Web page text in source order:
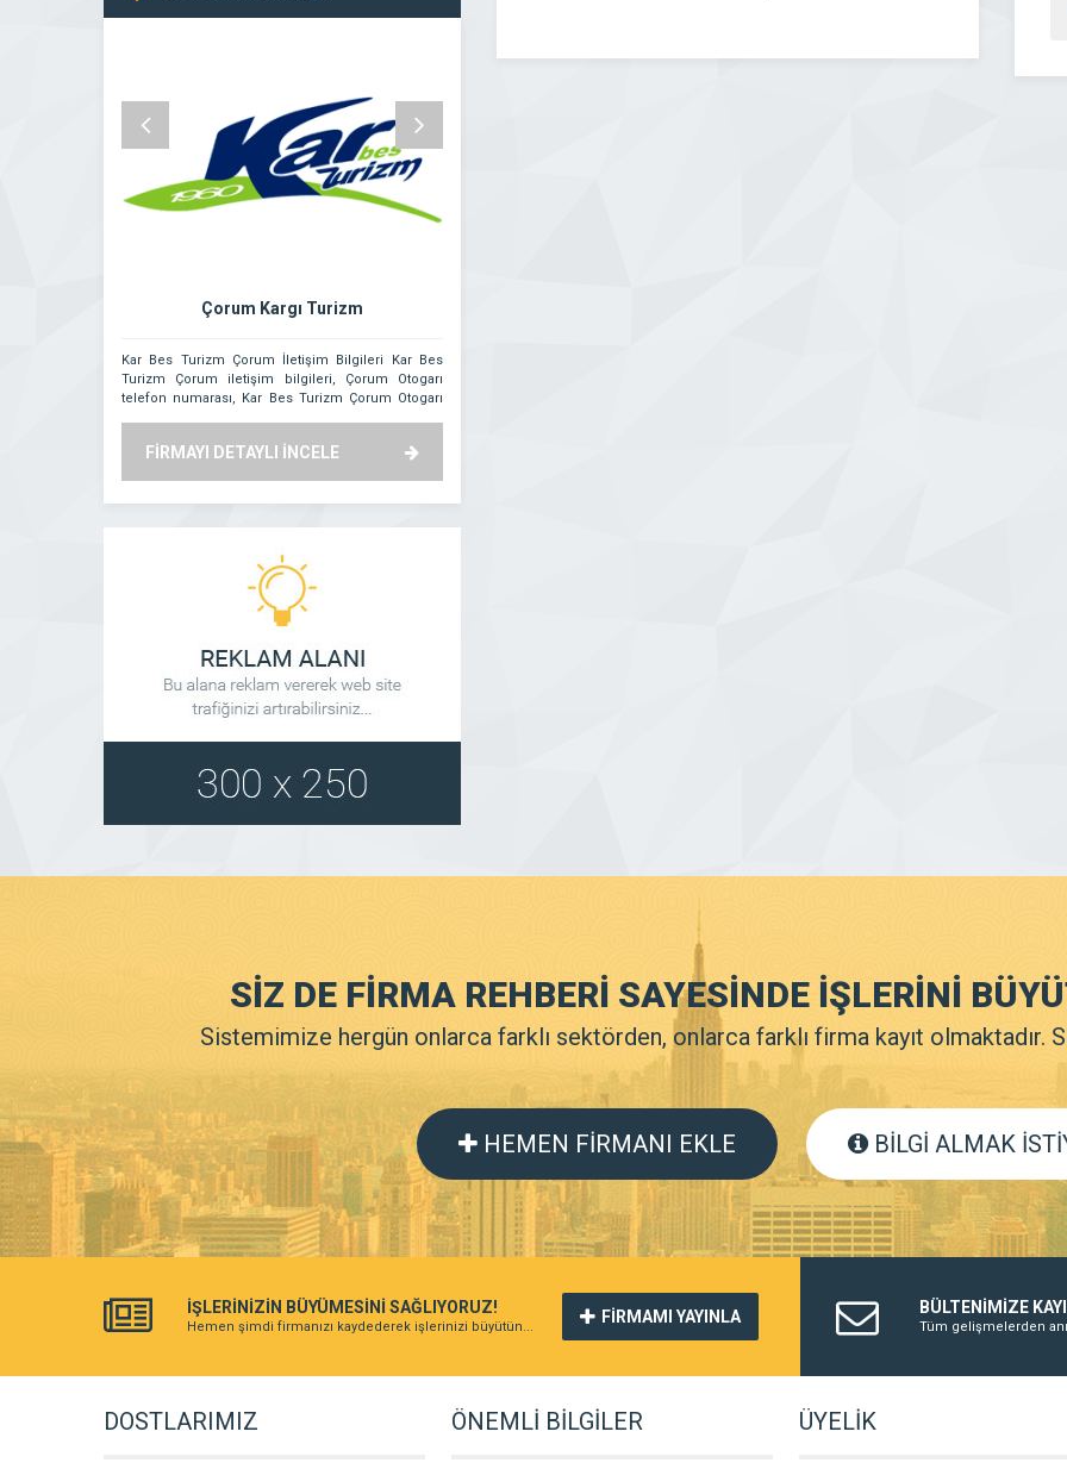
Çorum Kargı Turizm
Kar Bes Turizm Çorum İletişim Bilgileri Kar Bes
Turizm Çorum iletişim bilgileri, Çorum Otogarı
telefon numarası, Kar Bes Turizm Çorum Otogarı
sorgula. Kar Bes Turizm Çorum şube telefon
FİRMAYI DETAYLI İNCELE
otobüslerimizde yolcularımızın […]
SİZ DE FİRMA REHBERİ SAYESİNDE İŞLERİNİ
Sistemimize hergün onlarca farklı sektörden, onlarca farklı firma kayıt olmaktadır.
HEMEN FİRMANI EKLE BİLGİ ALMAK
İŞLERİNİZİN BÜYÜMESİNİ SAĞLIYORUZ!
Hemen şimdi firmanızı kaydederek işlerinizi büyütün...
FİRMAMI YAYINLA BÜLTENİMİZE
Tüm gelişmelerden
DOSTLARIMIZ ÖNEMLİ BİLGİLER ÜYELİK